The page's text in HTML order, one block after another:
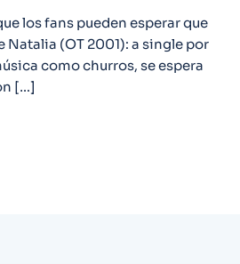
los fans pueden esperar que
(OT 2001): a single por
como churros, se espera
[…]